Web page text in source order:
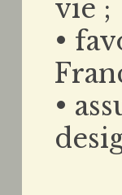
vie ;
•
•